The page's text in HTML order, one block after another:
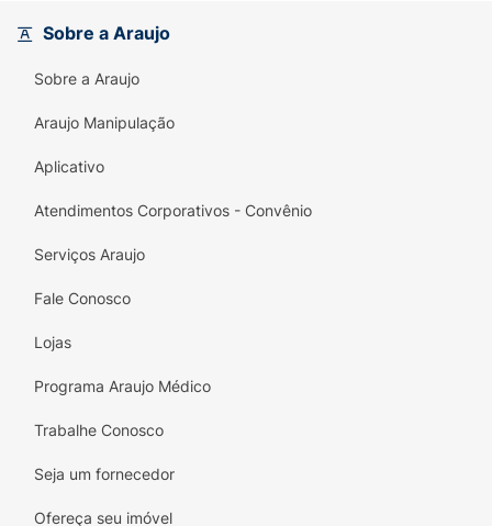
Sobre a Araujo
Sobre a Araujo
Araujo Manipulação
Aplicativo
Atendimentos Corporativos - Convênio
Serviços Araujo
Fale Conosco
Lojas
Programa Araujo Médico
Trabalhe Conosco
Seja um fornecedor
Ofereça seu imóvel